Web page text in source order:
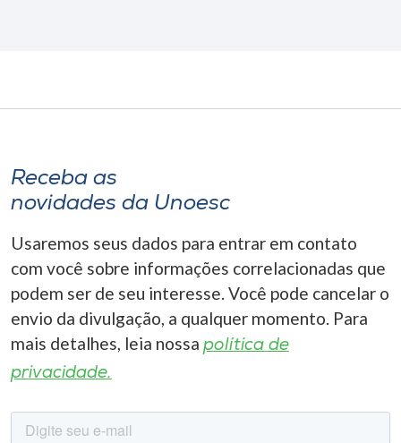
Receba as
novidades da Unoesc
Usaremos seus dados para entrar em contato
com você sobre informações correlacionadas que
podem ser de seu interesse. Você pode cancelar o
envio da divulgação, a qualquer momento. Para
mais detalhes, leia nossa política de
privacidade.